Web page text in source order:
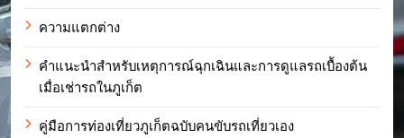
ความแตกต่าง
คำแนะนำสำหรับเหตุการณ์ฉุกเฉินและการดูแลรถเบื้องต้น
เมื่อเช่ารถในภูเก็ต
คู่มือการท่องเที่ยวภูเก็ตฉบับคนขับรถเที่ยวเอง